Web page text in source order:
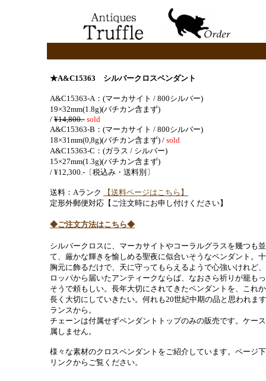
★A&C15363 シルバークロスペンダント
A&C15363-A：(マーカサイト / 800シルバー)
19×32mm(1.8g)(バチカン含まず)
/ ¥14,800.- sold
A&C15363-B：(マーカサイト / 800シルバー)
18×31mm(0,8g)(バチカン含まず) / sold
A&C15363-C：(ガラス / シルバー)
15×27mm(1.3g)(バチカン含まず)
/ ¥12,300.-〔税込み・送料別〕
送料：Aランク
【送料ページはこちら】
定形外郵便対応【ご注文時にお申し付けください】
◆ご注文方法はこちら◆
シルバークロスに、マーカサイトやコーラルグラスを幾つも
て、厳かな輝きを愉しめる聖夜に似合いそうなペンダント。
胸元に飾るだけで、天に守ってもらえるようで心強いけれど
ロッパから届いたアンティークならば、なおさら祈りが籠も
そうで頼もしい。長年大切にされてきたペンダントを、これ
長く大切にしていきたい。何れも20世紀中期の品と思われま
ランスから。
チェーンは付属せずペンダントトップのみの販売です。ケー
属しません。
様々な素材のクロスペンダントをご紹介しています。ページ
リンクからご覧ください。